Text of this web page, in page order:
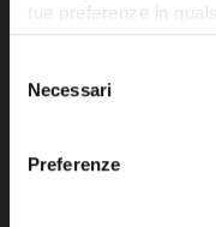
tue preferenze in
precedentemente
delNecessari
Preferenze